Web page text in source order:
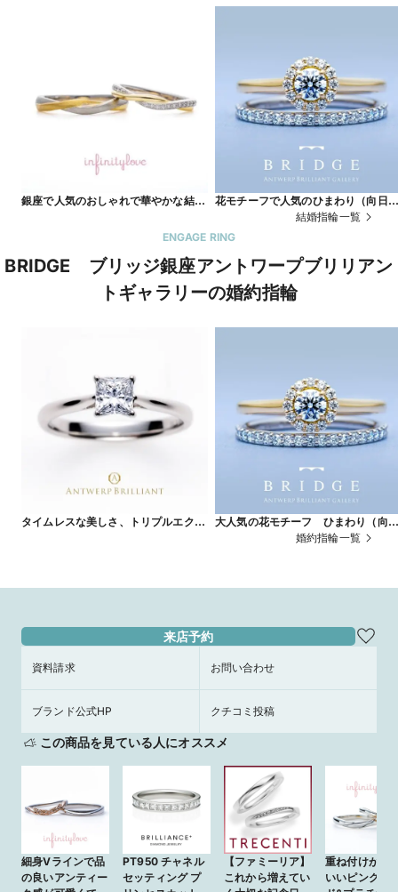
銀座で人気のおしゃれで華やかな結婚
花モチーフで人気のひまわり（向日
葵）＆かわいいハーフエタニティリン
グ Sun Flower
結婚指輪一覧
ENGAGE RING
BRIDGE ブリッジ銀座アントワープブリリアン
トギャラリーの婚約指輪
タイムレスな美しさ、トリプルエクセ
大人気の花モチーフ ひまわり（向日
葵）デザイン＆ハーフエタニティリン
婚約指輪一覧
来店予約
資料請求 お問い合わせ
ブランド公式HP クチコミ投稿
この商品を見ている人にオススメ
細身Vラインで品
の良いアンティー
PT950 チャネル
セッティング プ
【ファミーリア】
これから増えてい
重ね付けが、
いいピンクゴ